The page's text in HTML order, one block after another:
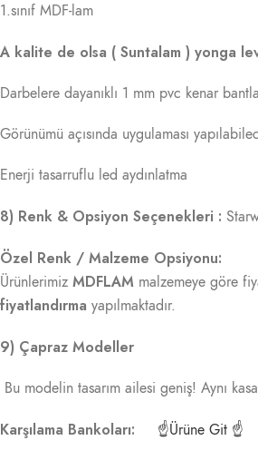
1.sınıf MDF-lam
A kalite de olsa ( Suntalam ) yonga
Darbelere dayanıklı 1 mm pvc kenar
Görünümü açısında uygulaması
Enerji tasarruflu led aydınlatma
8) Renk & Opsiyon Seçenekleri :
Özel Renk / Malzeme Opsiyonu:
Ürünlerimiz MDFLAM malzemeye göre
fiyatlandırma yapılmaktadır.
9) Çapraz Modeller
Bu modelin tasarım ailesi geniş! Aynı
Karşılama Bankoları: ☝Ürüne Git ☝